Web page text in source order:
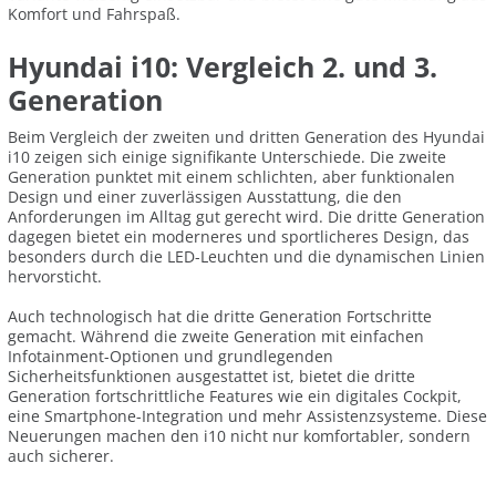
Komfort und Fahrspaß.
Hyundai i10: Vergleich 2. und 3.
Generation
Beim Vergleich der zweiten und dritten Generation des Hyundai
i10 zeigen sich einige signifikante Unterschiede. Die zweite
Generation punktet mit einem schlichten, aber funktionalen
Design und einer zuverlässigen Ausstattung, die den
Anforderungen im Alltag gut gerecht wird. Die dritte Generation
dagegen bietet ein moderneres und sportlicheres Design, das
besonders durch die LED-Leuchten und die dynamischen Linien
hervorsticht.
Auch technologisch hat die dritte Generation Fortschritte
gemacht. Während die zweite Generation mit einfachen
Infotainment-Optionen und grundlegenden
Sicherheitsfunktionen ausgestattet ist, bietet die dritte
Generation fortschrittliche Features wie ein digitales Cockpit,
eine Smartphone-Integration und mehr Assistenzsysteme. Diese
Neuerungen machen den i10 nicht nur komfortabler, sondern
auch sicherer.